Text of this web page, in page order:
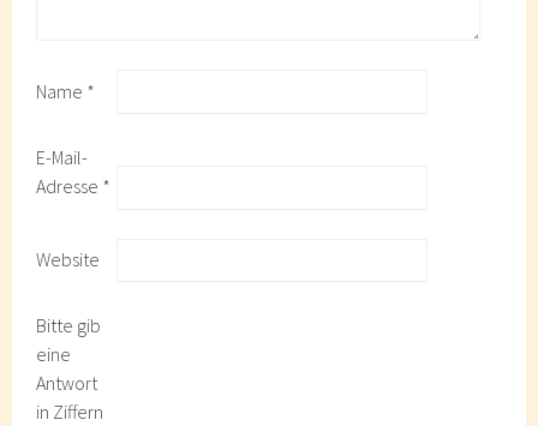
Name *
E-Mail-
Adresse *
Website
Bitte gib
eine
Antwort
in Ziffern